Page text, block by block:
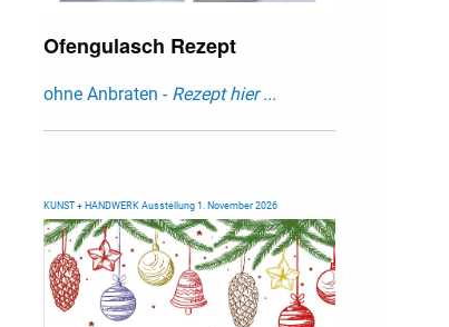
Ofengulasch Rezept
ohne Anbraten - Rezept hier ...
KUNST + HANDWERK Ausstellung 1. November 2026